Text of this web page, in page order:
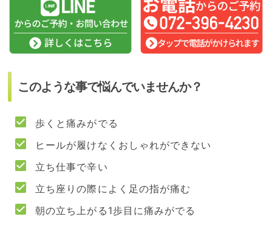
このような事で悩んでいませんか？
歩くと痛みがでる
ヒールが履けなくおしゃれができない
立ち仕事で辛い
立ち座りの際によく足の指が痛む
朝の立ち上がる1歩目に痛みがでる